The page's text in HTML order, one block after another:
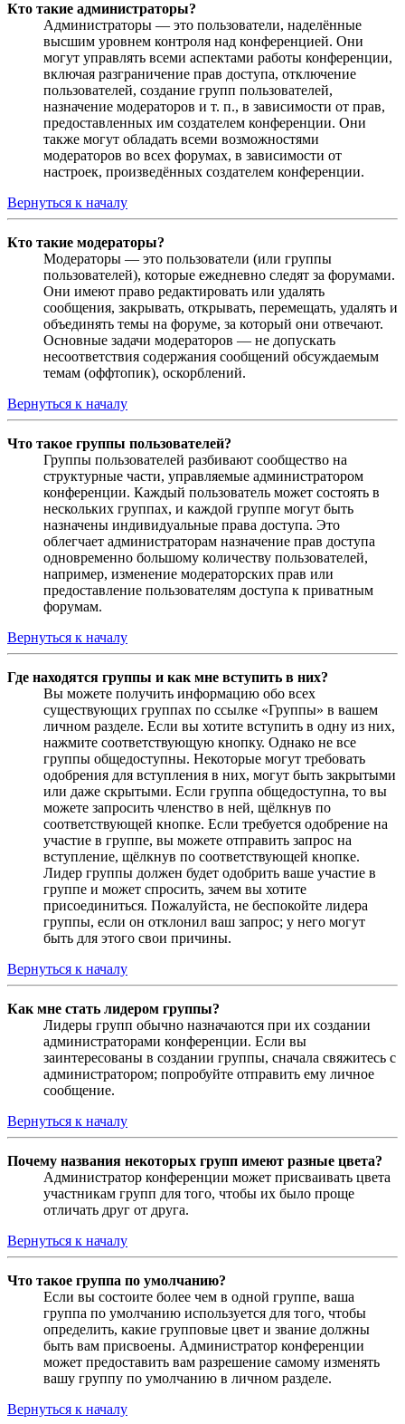
Кто такие администраторы?
Администраторы — это пользователи, наделённые
высшим уровнем контроля над конференцией. Они
могут управлять всеми аспектами работы конференции,
включая разграничение прав доступа, отключение
пользователей, создание групп пользователей,
назначение модераторов и т. п., в зависимости от прав,
предоставленных им создателем конференции. Они
также могут обладать всеми возможностями
модераторов во всех форумах, в зависимости от
настроек, произведённых создателем конференции.
Вернуться к началу
Кто такие модераторы?
Модераторы — это пользователи (или группы
пользователей), которые ежедневно следят за форумами.
Они имеют право редактировать или удалять
сообщения, закрывать, открывать, перемещать, удалять и
объединять темы на форуме, за который они отвечают.
Основные задачи модераторов — не допускать
несоответствия содержания сообщений обсуждаемым
темам (оффтопик), оскорблений.
Вернуться к началу
Что такое группы пользователей?
Группы пользователей разбивают сообщество на
структурные части, управляемые администратором
конференции. Каждый пользователь может состоять в
нескольких группах, и каждой группе могут быть
назначены индивидуальные права доступа. Это
облегчает администраторам назначение прав доступа
одновременно большому количеству пользователей,
например, изменение модераторских прав или
предоставление пользователям доступа к приватным
форумам.
Вернуться к началу
Где находятся группы и как мне вступить в них?
Вы можете получить информацию обо всех
существующих группах по ссылке «Группы» в вашем
личном разделе. Если вы хотите вступить в одну из них,
нажмите соответствующую кнопку. Однако не все
группы общедоступны. Некоторые могут требовать
одобрения для вступления в них, могут быть закрытыми
или даже скрытыми. Если группа общедоступна, то вы
можете запросить членство в ней, щёлкнув по
соответствующей кнопке. Если требуется одобрение на
участие в группе, вы можете отправить запрос на
вступление, щёлкнув по соответствующей кнопке.
Лидер группы должен будет одобрить ваше участие в
группе и может спросить, зачем вы хотите
присоединиться. Пожалуйста, не беспокойте лидера
группы, если он отклонил ваш запрос; у него могут
быть для этого свои причины.
Вернуться к началу
Как мне стать лидером группы?
Лидеры групп обычно назначаются при их создании
администраторами конференции. Если вы
заинтересованы в создании группы, сначала свяжитесь с
администратором; попробуйте отправить ему личное
сообщение.
Вернуться к началу
Почему названия некоторых групп имеют разные цвета?
Администратор конференции может присваивать цвета
участникам групп для того, чтобы их было проще
отличать друг от друга.
Вернуться к началу
Что такое группа по умолчанию?
Если вы состоите более чем в одной группе, ваша
группа по умолчанию используется для того, чтобы
определить, какие групповые цвет и звание должны
быть вам присвоены. Администратор конференции
может предоставить вам разрешение самому изменять
вашу группу по умолчанию в личном разделе.
Вернуться к началу